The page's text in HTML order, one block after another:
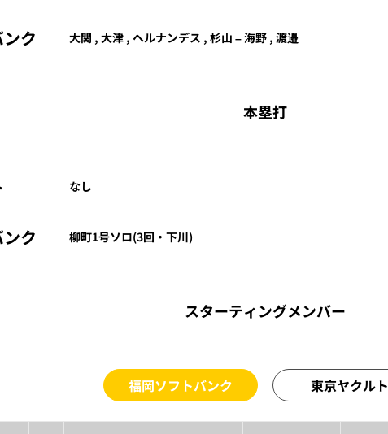
ク 大関 , 大津 , ヘルナンデス , 杉山 –海野 , 渡邉
本塁打
なし
ク 柳町1号ソロ(3回・ 下川)
スターティングメンバー
福岡ソフトバンク 東京ヤクルト